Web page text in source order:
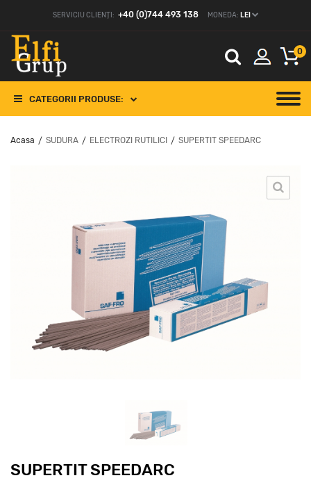
SERVICIU CLIENȚI: +40 (0)744 493 138 MONEDA: LEI
0
CATEGORII PRODUSE:
Acasa / SUDURA / ELECTROZI RUTILICI / SUPERTIT SPEEDARC
SUPERTIT SPEEDARC